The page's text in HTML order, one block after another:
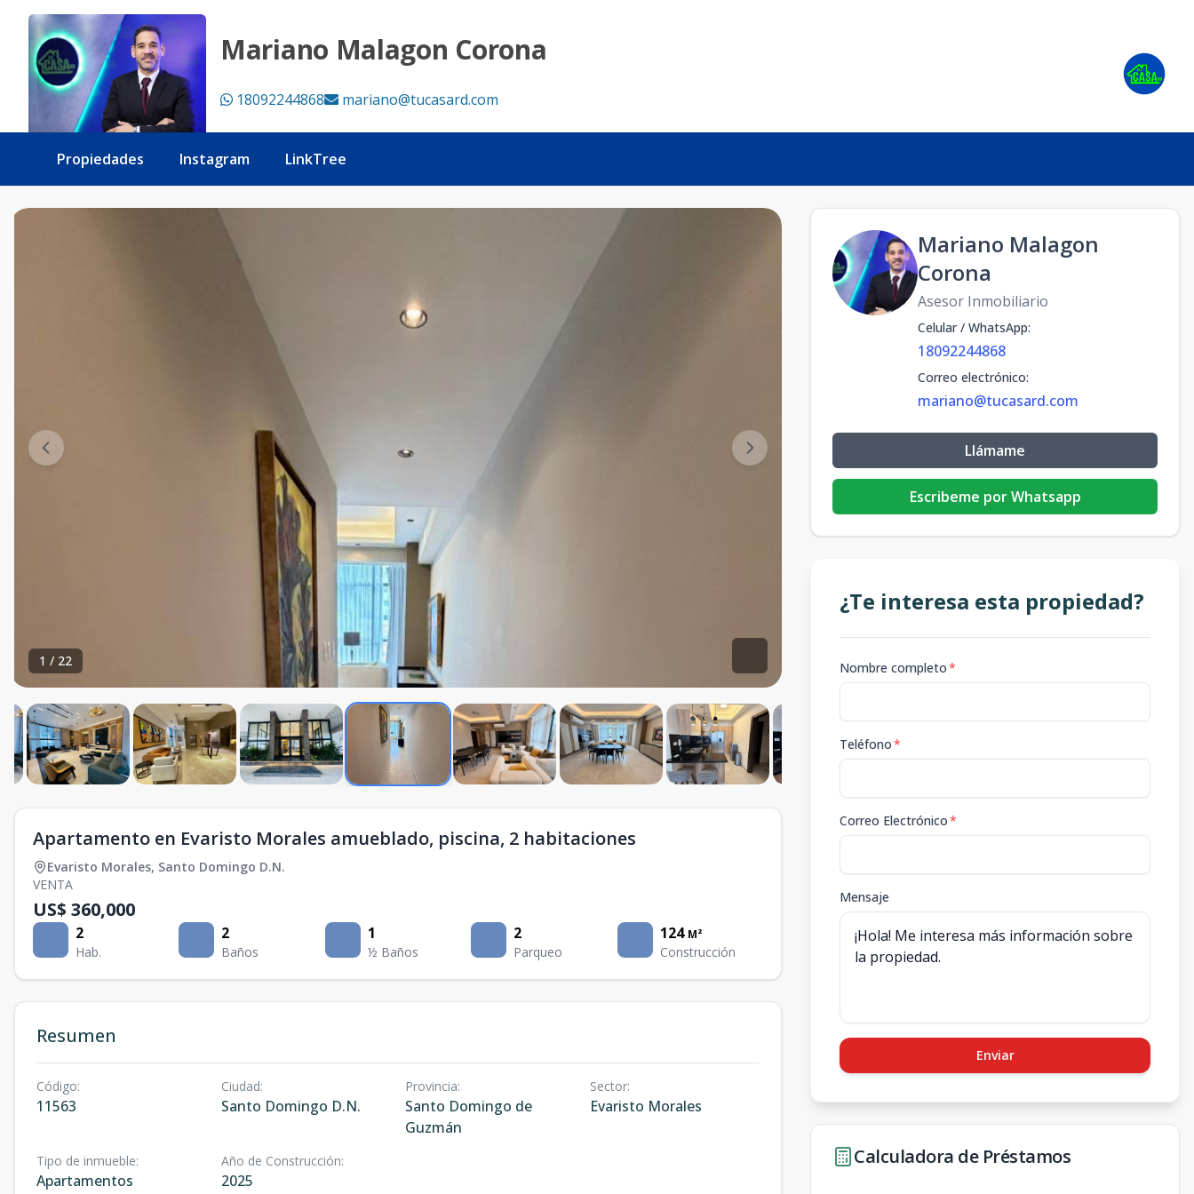
Mariano Malagon Corona
18092244868 mariano@tucasard.com
Propiedades Instagram LinkTree
1 / 22
Apartamento en Evaristo Morales amueblado, piscina, 2 habitaciones
Evaristo Morales, Santo Domingo D.N.
VENTA
US$ 360,000
2
Hab.
2
Baños
1
½ Baños
2
Parqueo
124 M²
Construcción
Resumen
Código:
11563
Ciudad:
Santo Domingo D.N.
Provincia:
Santo Domingo de
Guzmán
Sector:
Evaristo Morales
Tipo de inmueble:
Apartamentos
Año de Construcción:
2025
Mariano Malagon
Corona
Asesor Inmobiliario
Celular / WhatsApp:
18092244868
Correo electrónico:
mariano@tucasard.com
Llámame
Escribeme por Whatsapp
¿Te interesa esta propiedad?
Nombre completo*
Teléfono*
Correo Electrónico*
Mensaje
Enviar
Calculadora de Préstamos
Apartamento en Evaristo Morales amueblado, piscina, 2 habitaciones - Tu Casa RD